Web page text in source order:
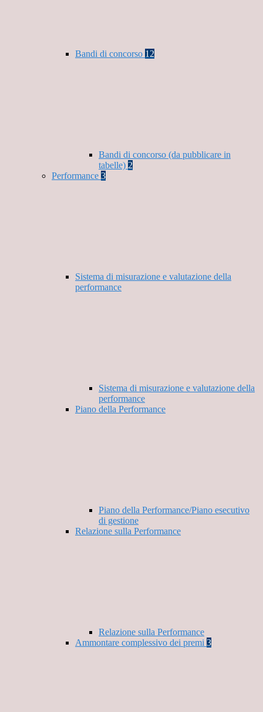
Bandi di concorso 12
Bandi di concorso (da pubblicare in
tabelle) 2
Performance 3
Sistema di misurazione e valutazione della
performance
Sistema di misurazione e valutazione della
performance
Piano della Performance
Piano della Performance/Piano esecutivo
di gestione
Relazione sulla Performance
Relazione sulla Performance
Ammontare complessivo dei premi 3